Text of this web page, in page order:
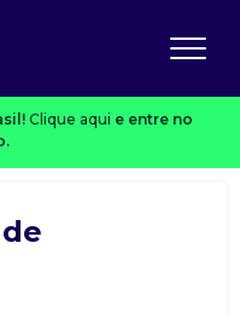
Clique aqui e entre no